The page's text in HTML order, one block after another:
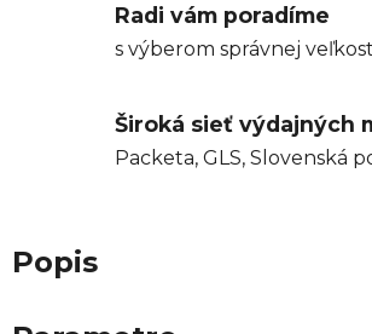
Radi vám poradíme
s výberom správnej
Široká sieť výdajných
Packeta, GLS, Slovenská
Popis